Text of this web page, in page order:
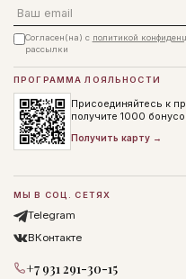
Email
Согласен(на) с политикой
рассылки
ПРОГРАММА ЛОЯЛЬНОСТИ
Присоединяйтесь к
получите 1000
Получить карту →
МЫ В СОЦ. СЕТЯХ
Telegram
ВКонтакте
+7 931 291-30-15